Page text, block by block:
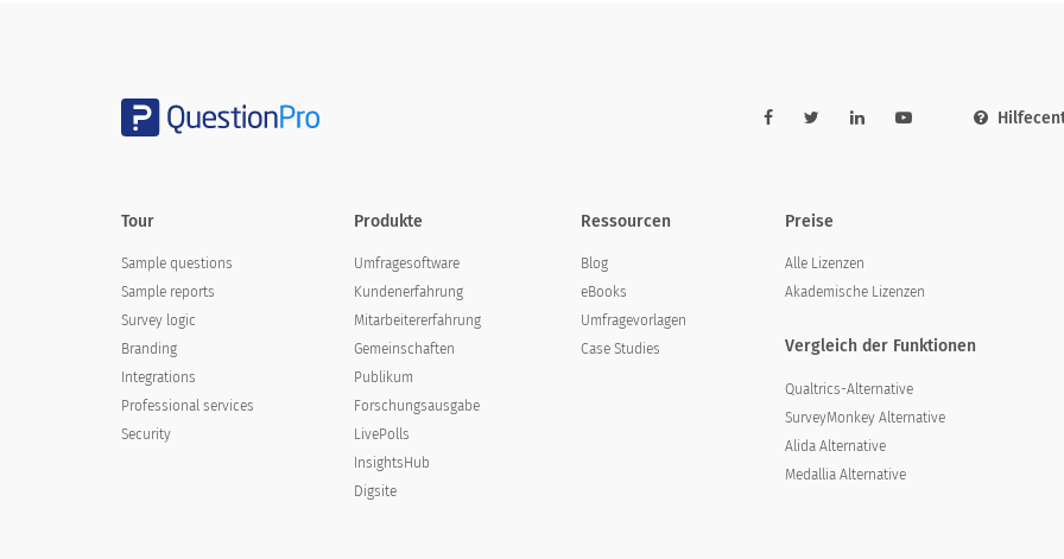
Tour
Sample questions
Sample reports
Survey logic
Branding
Integrations
Professional services
Security
Produkte
Umfragesoftware
Kundenerfahrung
Mitarbeitererfahrung
Gemeinschaften
Publikum
Forschungsausgabe
LivePolls
InsightsHub
Digsite
Ressourcen
Blog
eBooks
Umfragevorlagen
Case Studies
Preise
Alle Lizenzen
Akademische Lizenzen
Vergleich der Funktionen
Qualtrics-Alternative
SurveyMonkey Alternative
Alida Alternative
Medallia Alternative